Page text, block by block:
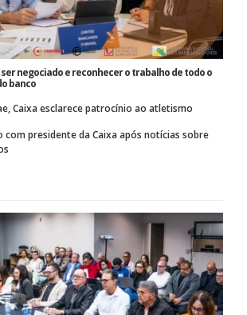
ser negociado e reconhecer o trabalho de todo o
banco
Caixa esclarece patrocínio ao atletismo
com presidente da Caixa após notícias sobre